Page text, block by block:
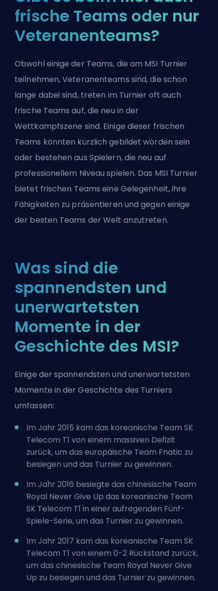
frische Teams oder nur
Veteranenteams?
Obwohl einige der Teams, die am MSI Turnier
teilnehmen, Veteranenteams sind, die schon
lange dabei sind, treten im Turnier oft auch
frische Teams auf, die neu in der
Wettkampfszene sind. Einige dieser frischen
Teams könnten kürzlich gebildet worden sein
oder bestehen aus Spielern, die neu auf
professionellem Niveau spielen. Das MSI Turnier
bietet frischen Teams eine Gelegenheit, ihre
Fähigkeiten zu präsentieren und gegen einige
der besten Teams der Welt anzutreten.
Was sind die
spannendsten und
unerwartetsten
Momente in der
Geschichte des MSI?
Einige der spannendsten und unerwartetsten
Momente in der Geschichte des Turniers
umfassen:
Im Jahr 2015 kam das koreanische Team SK
Telecom T1 von einem massiven Defizit
zurück, um das europäische Team Fnatic zu
besiegen und das Turnier zu gewinnen.
Im Jahr 2016 besiegte das chinesische Team
Royal Never Give Up das koreanische Team
SK Telecom T1 in einer aufregenden Fünf-
Spiele-Serie, um das Turnier zu gewinnen.
Im Jahr 2017 kam das koreanische Team SK
Telecom T1 von einem 0-2 Rückstand zurück,
um das chinesische Team Royal Never Give
Up zu besiegen und das Turnier zu gewinnen.